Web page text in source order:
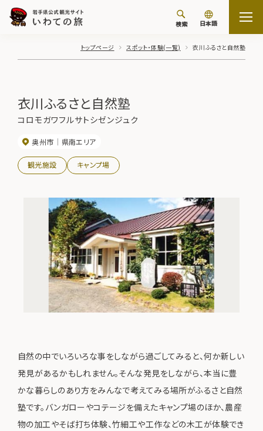
検索 日本語
トップページ スポット・体験(一覧) 衣川ふるさと自然塾
衣川ふるさと自然塾
コロモガワフルサトシゼンジュク
奥州市 県南エリア
観光施設 キャンプ場
自然の中でいろいろな事をしながら過ごしてみると、何か新しい
発見があるかもしれません。そんな発見をしながら、本当に豊
かな暮らしのあり方をみんなで考えてみる場所がふるさと自然
塾です。バンガローやコテージを備えたキャンプ場のほか、農産
物の加工やそば打ち体験、竹細工や工作などの木工が体験でき